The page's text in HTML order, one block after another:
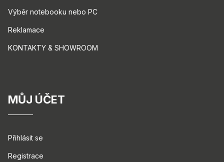
Výběr notebooku nebo PC
Reklamace
KONTAKTY & SHOWROOM
MŮJ ÚČET
Přihlásit se
Registrace